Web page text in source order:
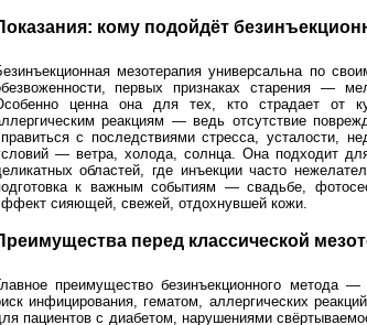
кому подойдёт
мезотерапия универсальна по
первых признаках старения —
ценна она для тех, кто страдает от
реакциям — ведь отсутствие
с последствиями стресса, усталости,
— ветра, холода, солнца. Она подходит
областей, где инъекции часто
к важным событиям — свадьбе,
сияющей, свежей, отдохнувшей кожи.
перед классической
преимущество безинъекционного метода
инфицирования, гематом, аллергических
пациентов с диабетом, нарушениями